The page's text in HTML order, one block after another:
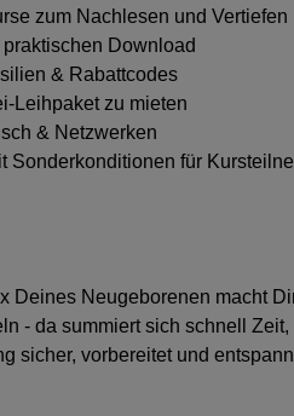
zum Nachlesen und Vertiefen
Download
& Rabattcodes
Leihpaket zu mieten
& Netzwerken
Sonderkonditionen für
Deines Neugeborenen macht
- da summiert sich schnell
sicher, vorbereitet und